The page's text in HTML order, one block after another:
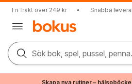
Fri frakt över 249 kr • Snabba
Sök bok, spel, pussel,
Skapa nya rutiner –